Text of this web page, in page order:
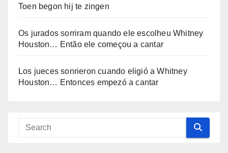
Toen begon hij te zingen
Os jurados sorriram quando ele escolheu Whitney
Houston… Então ele começou a cantar
Los jueces sonrieron cuando eligió a Whitney
Houston… Entonces empezó a cantar